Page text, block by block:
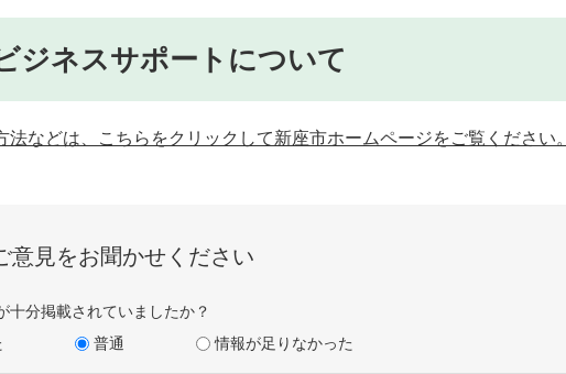
ジネスサポートについて
法などは、こちらをクリックして新座市ホームページをご覧ください。
意見をお聞かせください
十分掲載されていましたか？
普通 情報が足りなかった